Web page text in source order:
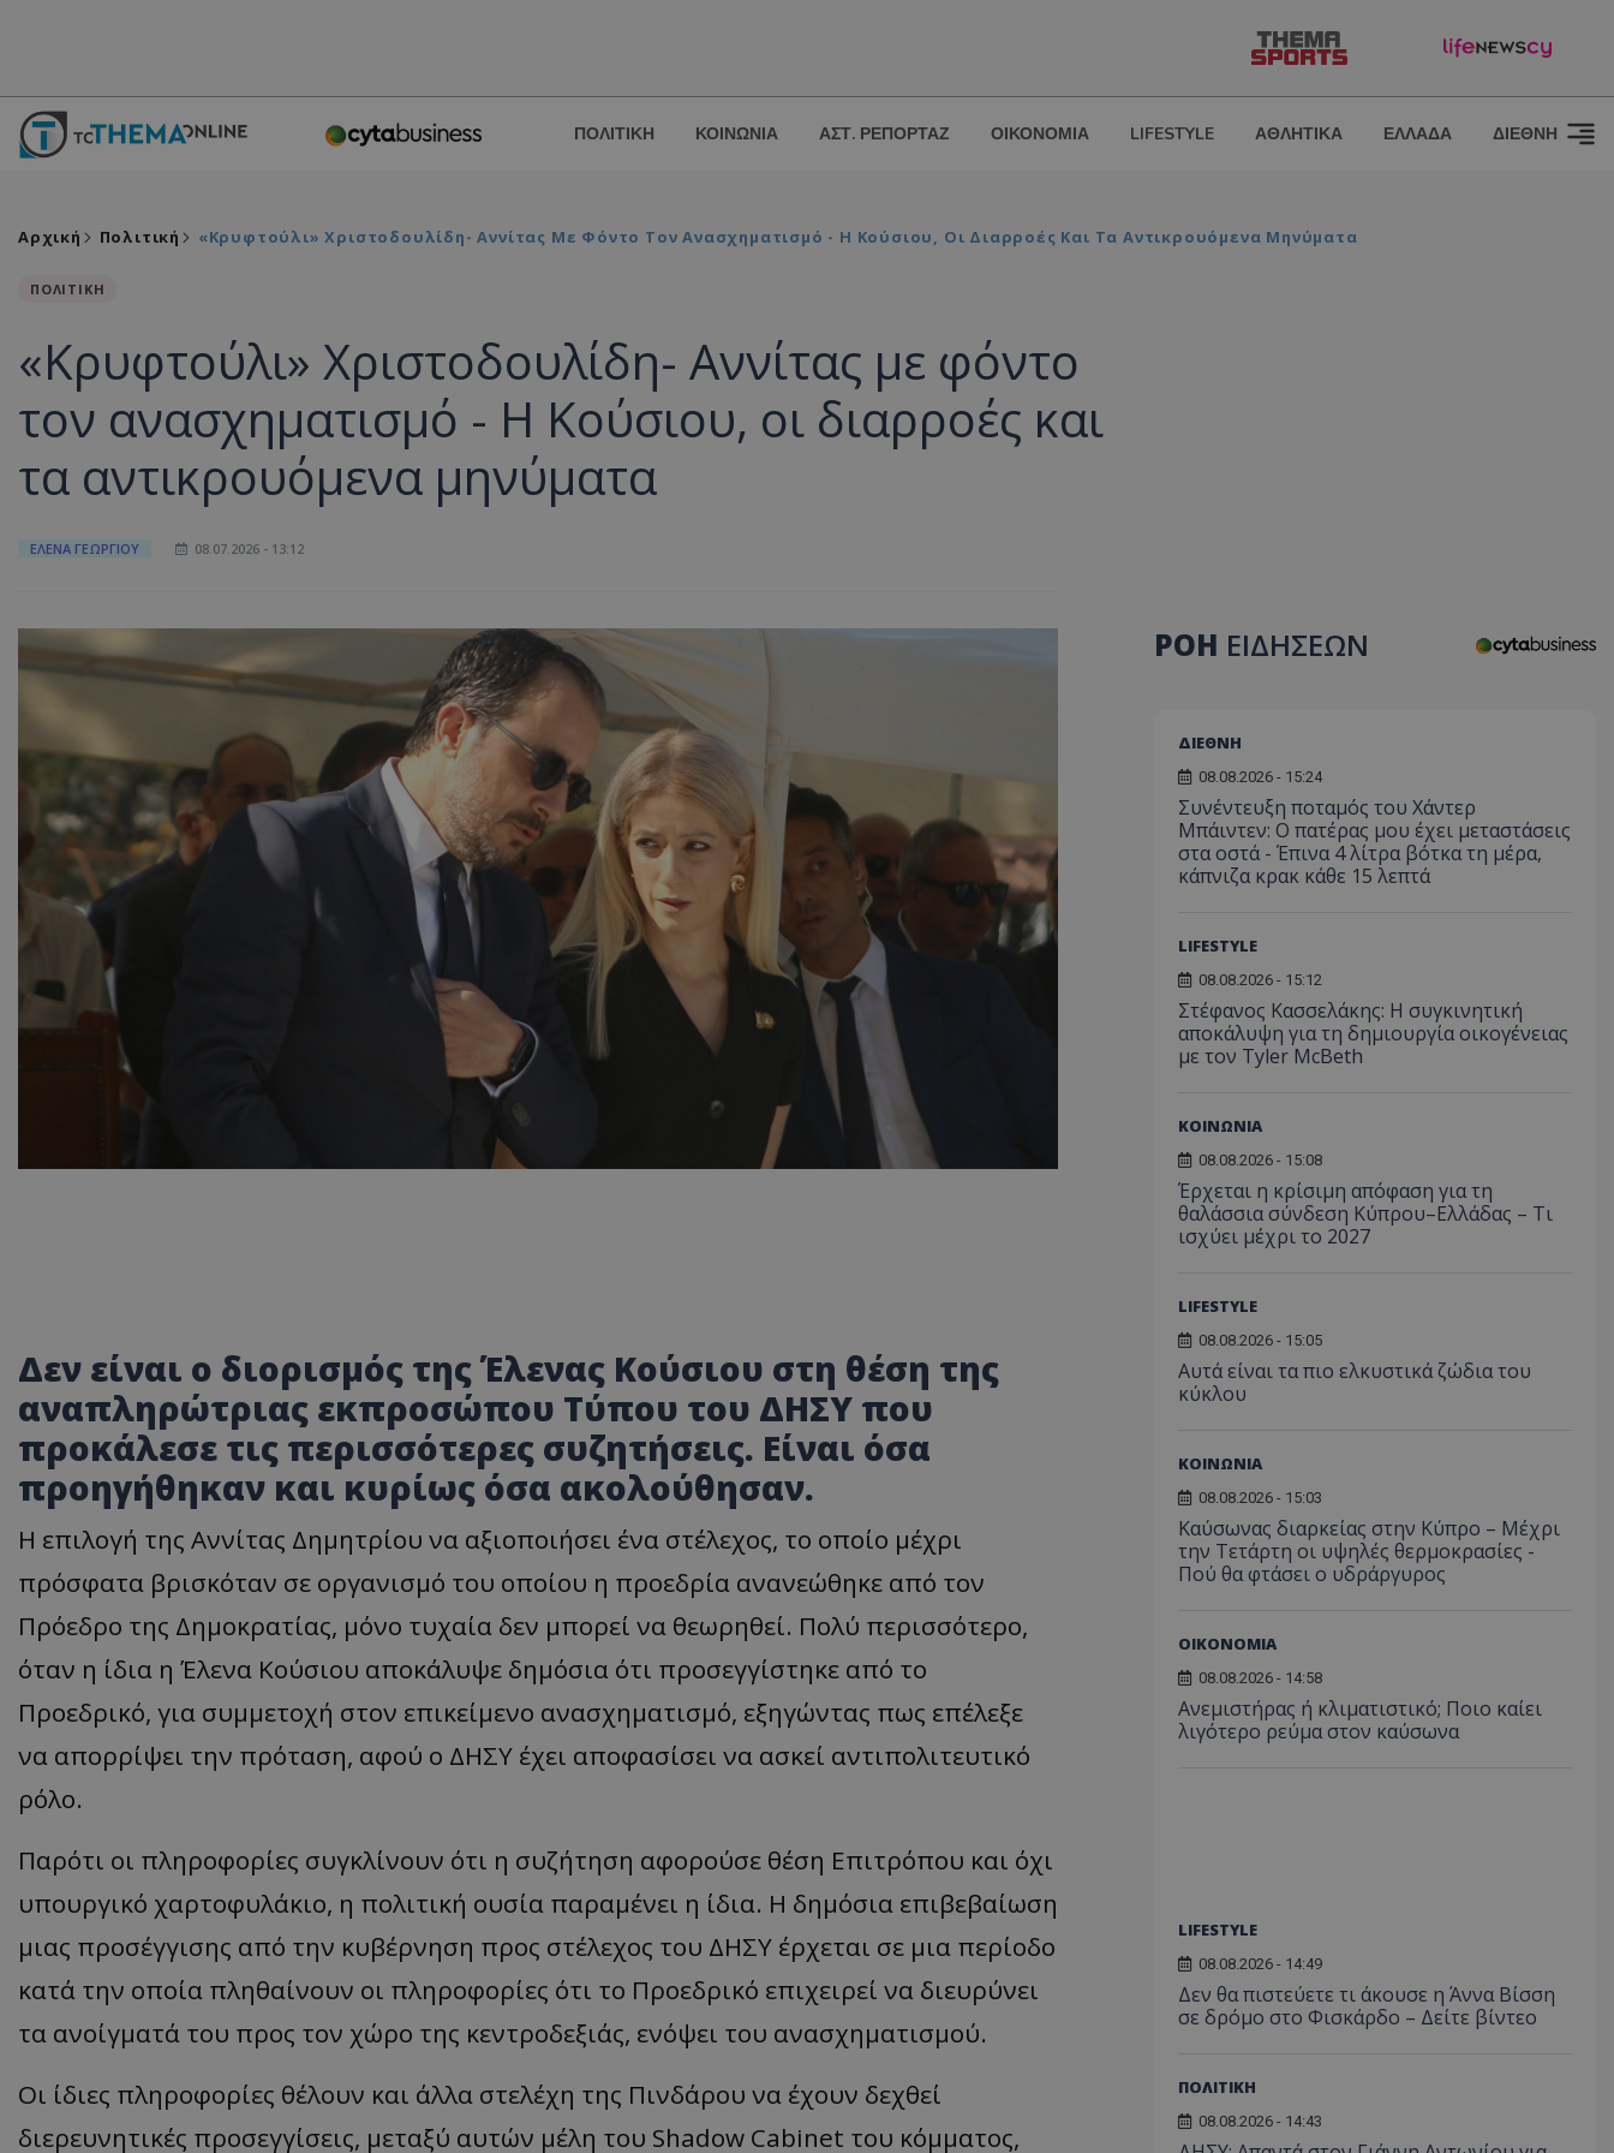
ΠΟΛΙΤΙΚΗ ΚΟΙΝΩΝΙΑ ΑΣΤ. ΡΕΠΟΡΤΑΖ ΟΙΚΟΝΟΜΙΑ LIFESTYLE ΑΘΛΗΤΙΚΑ ΕΛΛΑΔΑ ΔΙΕΘΝΗ
Αρχική Πολιτική «Κρυφτούλι» Χριστοδουλίδη- Αννίτας Με Φόντο Τον Ανασχηματισμό - Η Κούσιου, Οι Διαρροές Και Τα Αντικρουόμενα Μηνύματα
ΠΟΛΙΤΙΚΗ
«Κρυφτούλι» Χριστοδουλίδη- Αννίτας με φόντο
τον ανασχηματισμό - Η Κούσιου, οι διαρροές και
τα αντικρουόμενα μηνύματα
ΕΛΕΝΑ ΓΕΩΡΓΙΟΥ 08.07.2026 - 13:12
Δεν είναι ο διορισμός της Έλενας Κούσιου στη θέση της
αναπληρώτριας εκπροσώπου Τύπου του ΔΗΣΥ που
προκάλεσε τις περισσότερες συζητήσεις. Είναι όσα
προηγήθηκαν και κυρίως όσα ακολούθησαν.
Η επιλογή της Αννίτας Δημητρίου να αξιοποιήσει ένα στέλεχος, το οποίο μέχρι
πρόσφατα βρισκόταν σε οργανισμό του οποίου η προεδρία ανανεώθηκε από τον
Πρόεδρο της Δημοκρατίας, μόνο τυχαία δεν μπορεί να θεωρηθεί. Πολύ περισσότερο,
όταν η ίδια η Έλενα Κούσιου αποκάλυψε δημόσια ότι προσεγγίστηκε από το
Προεδρικό, για συμμετοχή στον επικείμενο ανασχηματισμό, εξηγώντας πως επέλεξε
να απορρίψει την πρόταση, αφού ο ΔΗΣΥ έχει αποφασίσει να ασκεί αντιπολιτευτικό
ρόλο.
Παρότι οι πληροφορίες συγκλίνουν ότι η συζήτηση αφορούσε θέση Επιτρόπου και όχι
υπουργικό χαρτοφυλάκιο, η πολιτική ουσία παραμένει η ίδια. Η δημόσια επιβεβαίωση
μιας προσέγγισης από την κυβέρνηση προς στέλεχος του ΔΗΣΥ έρχεται σε μια περίοδο
κατά την οποία πληθαίνουν οι πληροφορίες ότι το Προεδρικό επιχειρεί να διευρύνει
τα ανοίγματά του προς τον χώρο της κεντροδεξιάς, ενόψει του ανασχηματισμού.
Οι ίδιες πληροφορίες θέλουν και άλλα στελέχη της Πινδάρου να έχουν δεχθεί
διερευνητικές προσεγγίσεις, μεταξύ αυτών μέλη του Shadow Cabinet του κόμματος,
ΡΟΗ ΕΙΔΗΣΕΩΝ
ΔΙΕΘΝΗ
08.08.2026 - 15:24
Συνέντευξη ποταμός του Χάντερ
Μπάιντεν: Ο πατέρας μου έχει μεταστάσεις
στα οστά - Έπινα 4 λίτρα βότκα τη μέρα,
κάπνιζα κρακ κάθε 15 λεπτά
LIFESTYLE
08.08.2026 - 15:12
Στέφανος Κασσελάκης: Η συγκινητική
αποκάλυψη για τη δηµιουργία οικογένειας
με τον Tyler McBeth
ΚΟΙΝΩΝΙΑ
08.08.2026 - 15:08
Έρχεται η κρίσιμη απόφαση για τη
θαλάσσια σύνδεση Κύπρου–Ελλάδας – Τι
ισχύει μέχρι το 2027
LIFESTYLE
08.08.2026 - 15:05
Αυτά είναι τα πιο ελκυστικά ζώδια του
κύκλου
ΚΟΙΝΩΝΙΑ
08.08.2026 - 15:03
Καύσωνας διαρκείας στην Κύπρο – Μέχρι
την Τετάρτη οι υψηλές θερμοκρασίες -
Πού θα φτάσει ο υδράργυρος
ΟΙΚΟΝΟΜΙΑ
08.08.2026 - 14:58
Ανεμιστήρας ή κλιματιστικό; Ποιο καίει
λιγότερο ρεύμα στον καύσωνα
LIFESTYLE
08.08.2026 - 14:49
Δεν θα πιστεύετε τι άκουσε η Άννα Βίσση
σε δρόμο στο Φισκάρδο – Δείτε βίντεο
ΠΟΛΙΤΙΚΗ
08.08.2026 - 14:43